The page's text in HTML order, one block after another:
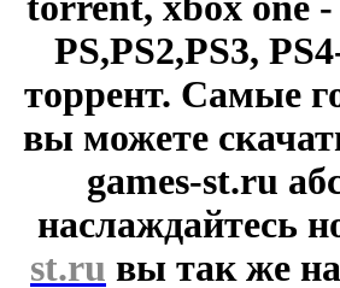
PS,PS2,PS3,
торрент. Самые
вы можете
games-st.ru
наслаждайтесь
st.ru вы так же